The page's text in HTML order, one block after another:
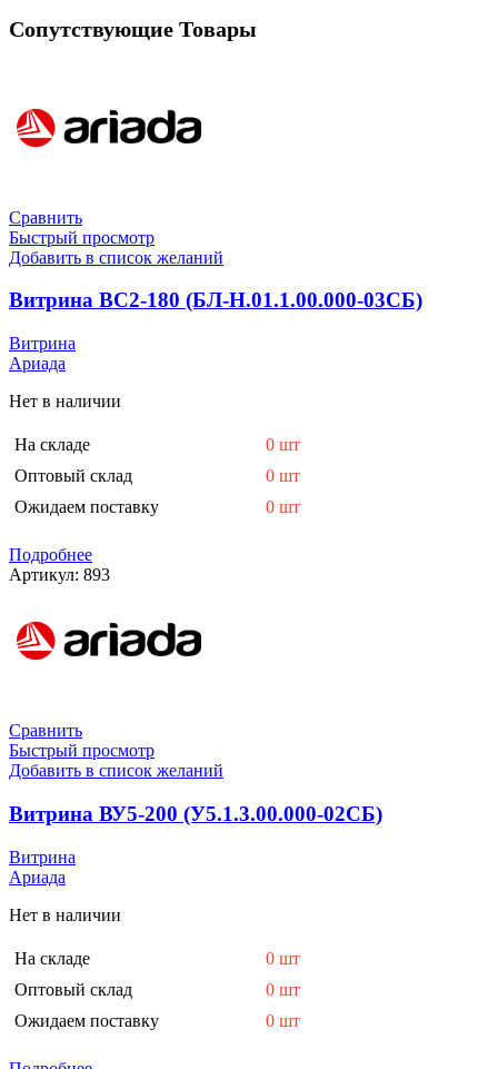
Сопутствующие Товары
Сравнить
Быстрый просмотр
Добавить в список желаний
Витрина ВС2-180 (БЛ-Н.01.1.00.000-03СБ)
Витрина
Ариада
Нет в наличии
На складе
0 шт
Оптовый склад
0 шт
Ожидаем поставку
0 шт
Подробнее
Артикул: 893
Сравнить
Быстрый просмотр
Добавить в список желаний
Витрина ВУ5-200 (У5.1.3.00.000-02СБ)
Витрина
Ариада
Нет в наличии
На складе
0 шт
Оптовый склад
0 шт
Ожидаем поставку
0 шт